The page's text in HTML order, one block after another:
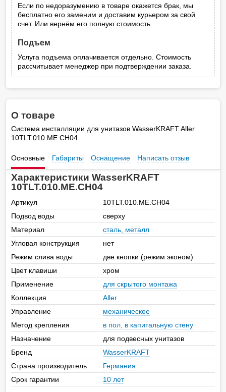
Если по недоразумению в товаре окажется брак, мы
бесплатно его заменим и доставим курьером за свой
счет. Или вернём его полную стоимость.
Подъем
Услуга подъема оплачивается отдельно. Стоимость
рассчитывает менеджер при подтверждении заказа.
О товаре
Система инсталляции для унитазов WasserKRAFT Aller
10TLT.010.ME.CH04
Основные Габариты Оснащение Написать отзыв
Характеристики WasserKRAFT
10TLT.010.ME.CH04
Артикул
10TLT.010.ME.CH04
Подвод воды
сверху
Материал
сталь, металл
Угловая конструкция
нет
Режим слива воды
две кнопки (режим эконом)
Цвет клавиши
хром
Применение
для скрытого монтажа
Коллекция
Aller
Управление
механическое
Метод крепления
в пол, в капитальную стену
Назначение
для подвесных унитазов
Бренд
WasserKRAFT
Страна производитель
Германия
Срок гарантии
10 лет